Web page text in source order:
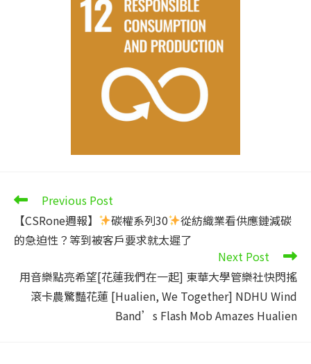
Read
articles
Previous Post
【CSRone週報】
碳權系列30
從紡織業看供應鏈減碳
的急迫性？等到被客戶要求就太遲了
Next Post
用音樂點亮希望[花蓮我們在一起] 東華大學管樂社快閃搖
滾卡農驚豔花蓮 [Hualien, We Together] NDHU Wind
Band’s Flash Mob Amazes Hualien